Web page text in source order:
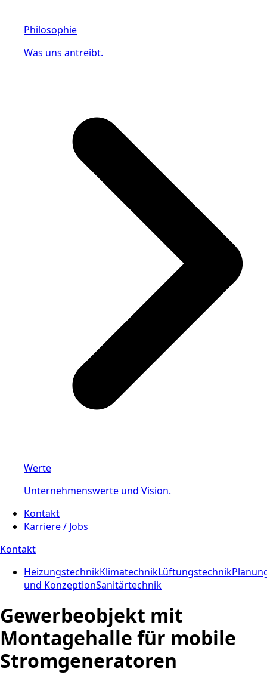
Philosophie
Was uns antreibt.
Werte
Unternehmenswerte und Vision.
Kontakt
Karriere / Jobs
Kontakt
HeizungstechnikKlimatechnikLüftungstechnik
und KonzeptionSanitärtechnik
Gewerbeobjekt mit
Montagehalle für mobile
Stromgeneratoren